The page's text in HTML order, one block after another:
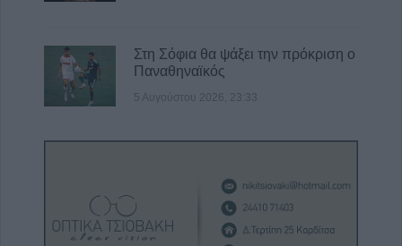
Στη Σόφια θα ψάξει την πρόκριση ο
Παναθηναϊκός
5 Αυγούστου 2026, 23:33